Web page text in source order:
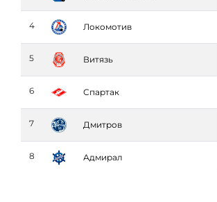
4 Локомотив
5 Витязь
6 Спартак
7 Дмитров
8 Адмирал